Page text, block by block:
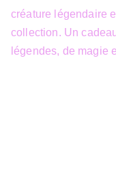
créature légendaire
collection. Un
légendes, de magie